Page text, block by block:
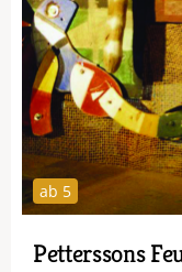
ab 5
Petterssons